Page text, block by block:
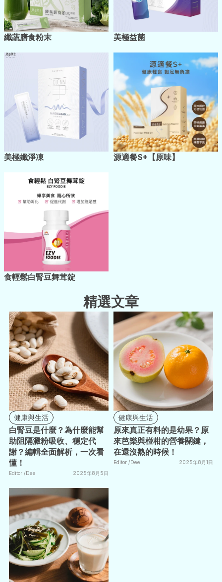
纖蔬膳食粉末 美極益菌
美極孅淨凍 源適餐S+【原味】
食輕鬆白腎豆舞茸錠
精選文章
健康與生活
白腎豆是什麼？為什麼能幫
助阻隔澱粉吸收、穩定代
謝？編輯全面解析，一次看
懂！
Editor /Dee 2025年8月5日
健康與生活
原來真正有料的是幼果？原
來芭樂與椪柑的營養關鍵，
在還沒熟的時候！
Editor /Dee 2025年8月1日